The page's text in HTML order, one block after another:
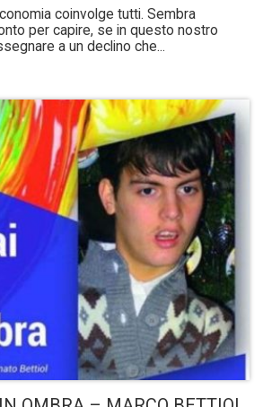
coinvolge tutti. Sembra
per capire, se in questo nostro
a un declino che...